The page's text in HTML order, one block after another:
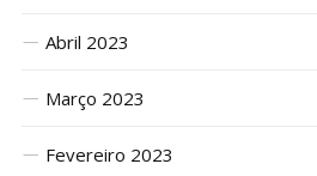
Abril 2023
Março 2023
Fevereiro 2023